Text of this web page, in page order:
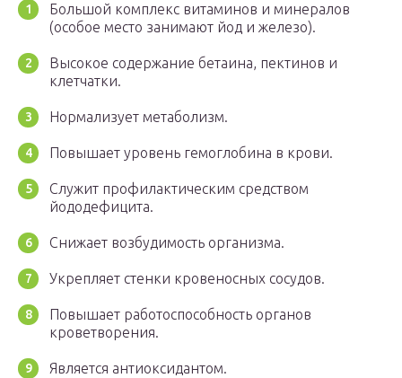
Большой комплекс витаминов и минералов
(особое место занимают йод и железо).
Высокое содержание бетаина, пектинов и
клетчатки.
Нормализует метаболизм.
Повышает уровень гемоглобина в крови.
Служит профилактическим средством
йододефицита.
Снижает возбудимость организма.
Укрепляет стенки кровеносных сосудов.
Повышает работоспособность органов
кроветворения.
Является антиоксидантом.